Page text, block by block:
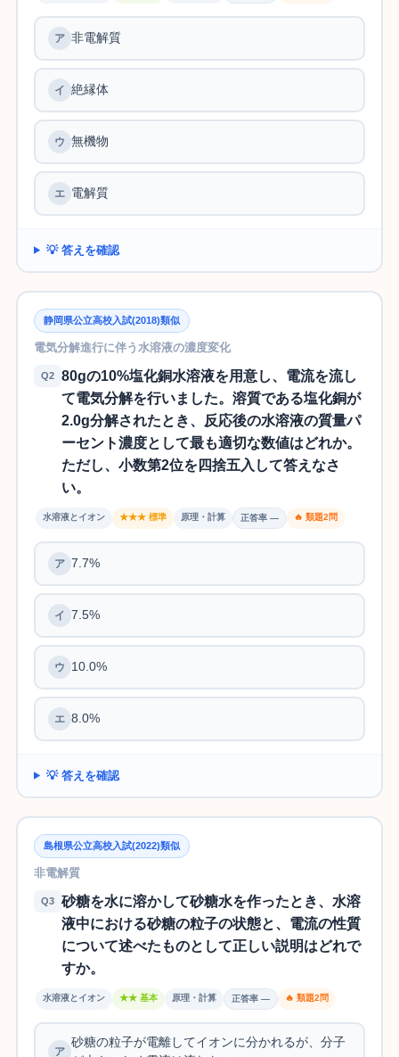
非電解質
絶縁体
無機物
電解質
💡 答えを確認
静岡県公立高校入試(2018)類似
電気分解進行に伴う水溶液の濃度変化
Q2
80gの10%塩化銅水溶液を用意し、電流を流し
て電気分解を行いました。溶質である塩化銅が
2.0g分解されたとき、反応後の水溶液の質量パ
ーセント濃度として最も適切な数値はどれか。
ただし、小数第2位を四捨五入して答えなさ
い。
水溶液とイオン ★★★ 標準 原理・計算 正答率 — 🔥 類題2問
7.7%
7.5%
10.0%
8.0%
💡 答えを確認
島根県公立高校入試(2022)類似
非電解質
Q3
砂糖を水に溶かして砂糖水を作ったとき、水溶
液中における砂糖の粒子の状態と、電流の性質
について述べたものとして正しい説明はどれで
すか。
水溶液とイオン ★★ 基本 原理・計算 正答率 — 🔥 類題2問
砂糖の粒子が電離してイオンに分かれるが、分子